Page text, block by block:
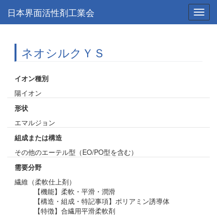
日本界面活性剤工業会
ネオシルクＹＳ
イオン種別
陽イオン
形状
エマルジョン
組成または構造
その他のエーテル型（EO/PO型を含む）
需要分野
繊維（柔軟仕上剤）
【機能】柔軟・平滑・潤滑
【構造・組成・特記事項】ポリアミン誘導体
【特徴】合繊用平滑柔軟剤